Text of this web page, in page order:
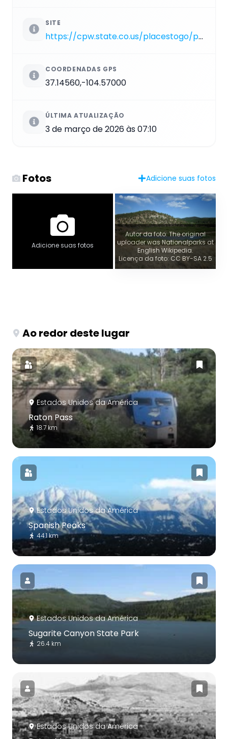
SITE
https://cpw.state.co.us/placestogo/parks/trinidadlake
COORDENADAS GPS
37.14560,-104.57000
ÚLTIMA ATUALIZAÇÃO
3 de março de 2026 às 07:10
Fotos Adicione suas fotos
Adicione suas fotos
Autor da foto: The original
uploader was Nationalparks at
English Wikipedia.
Licença da foto: CC BY-SA 2.5
Ao redor deste lugar
Estados Unidos da América
Raton Pass
18.7 km
Estados Unidos da América
Spanish Peaks
44.1 km
Estados Unidos da América
Sugarite Canyon State Park
26.4 km
Estados Unidos da América